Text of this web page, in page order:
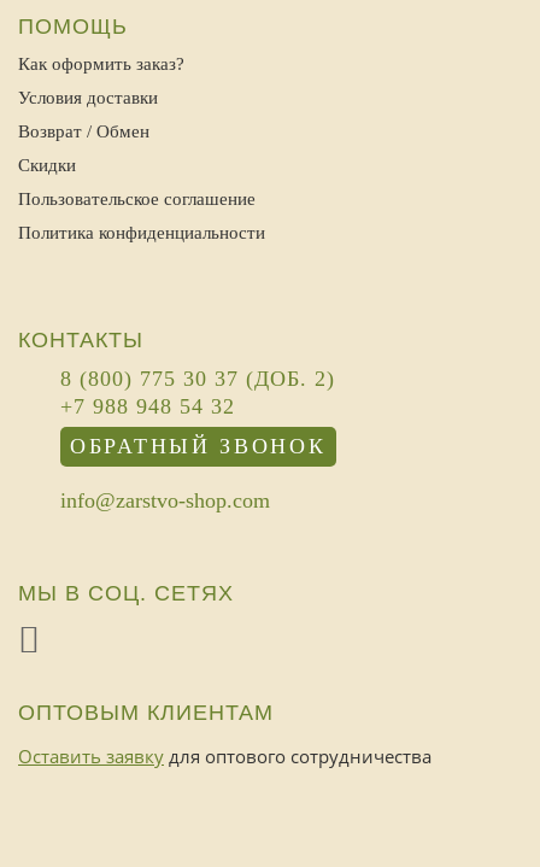
ПОМОЩЬ
Как оформить заказ?
Условия доставки
Возврат / Обмен
Скидки
Пользовательское соглашение
Политика конфиденциальности
КОНТАКТЫ
8 (800) 775 30 37 (ДОБ. 2)
+7 988 948 54 32
ОБРАТНЫЙ ЗВОНОК
info@zarstvo-shop.com
МЫ В СОЦ. СЕТЯХ
ОПТОВЫМ КЛИЕНТАМ
Оставить заявку для оптового сотрудничества